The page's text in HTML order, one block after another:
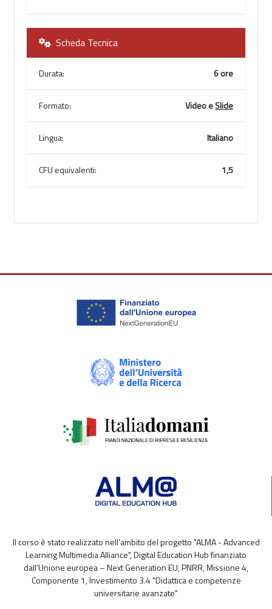
Scheda Tecnica
Durata: 6 ore
Formato: Video eSlide
Lingua: Italiano
CFU equivalenti: 1,5
Il corso è stato realizzato nell’ambito del progetto "ALMA - Advanced
Learning Multimedia Alliance", Digital Education Hub finanziato
dall’Unione europea – Next Generation EU, PNRR, Missione 4,
Componente 1, Investimento 3.4 "Didattica e competenze
universitarie avanzate"